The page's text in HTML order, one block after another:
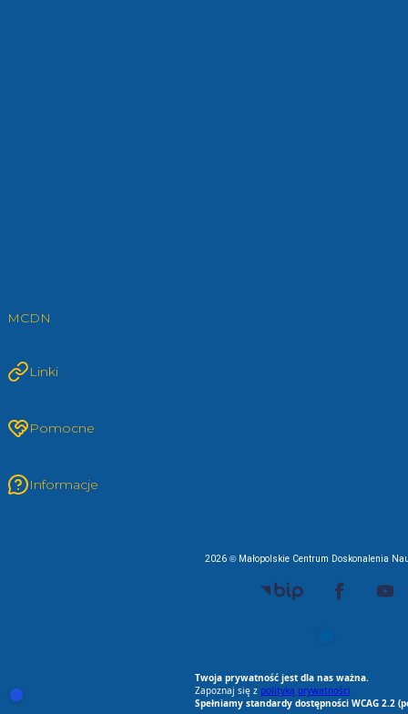
Otwórz ustawienia zgód cookie i zgód RODO
MCDN
Linki
Pomocne
Informacje
2026 © Małopolskie Centrum Doskonalenia
Twoja prywatność jest dla nas ważna.
Zapoznaj się z polityką prywatności
Spełniamy standardy dostępności WCAG 2.2